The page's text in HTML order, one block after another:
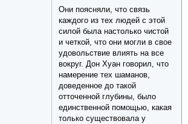
Они поясняли, что связь
каждого из тех людей с этой
силой была настолько чистой
и четкой, что они могли в свое
удовольствие влиять на все
вокруг. Дон Хуан говорил, что
намерение тех шаманов,
доведенное до такой
отточенной глубины, было
единственной помощью, какая
только существовала у